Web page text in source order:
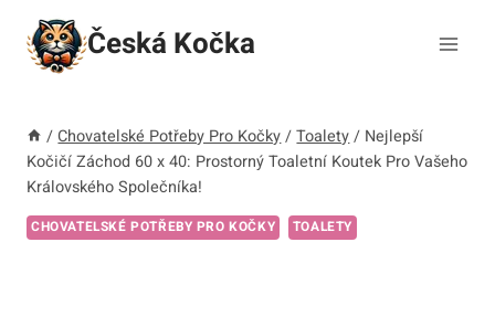
Přeskočit
obsah
Česká Kočka
/ Chovatelské Potřeby Pro Kočky / Toalety / Nejlepší
Kočičí Záchod 60 x 40: Prostorný Toaletní Koutek Pro Vašeho
Královského Společníka!
CHOVATELSKÉ POTŘEBY PRO KOČKY TOALETY